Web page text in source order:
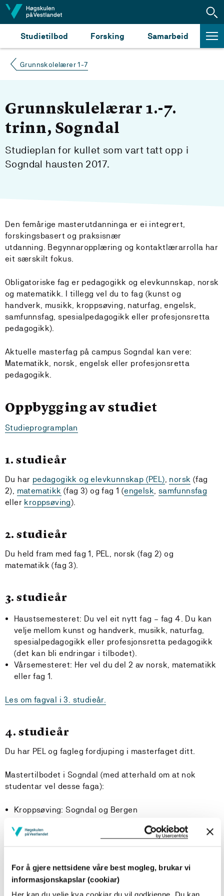
For å gjere nettsidene våre best mogleg, brukar vi
informasjonskapslar (cookiar)
Hopp til innhald
Studietilbod Forsking Samarbeid
Grunnskolelærer 1-7
Grunnskulelærar 1.-7.
trinn, Sogndal
Studieplan for kullet som vart tatt opp i
Sogndal hausten 2017.
Den femårige masterutdanninga er ei integrert,
forskingsbasert og praksisnær
utdanning. Begynnaropplæring og kontaktlærarrolla har
eit særskilt fokus.
Obligatoriske fag er pedagogikk og elevkunnskap, norsk
og matematikk. I tillegg vel du to fag (kunst og
handverk, musikk, kroppsøving, naturfag, engelsk,
samfunnsfag, spesialpedagogikk eller profesjonsretta
pedagogikk).
Aktuelle masterfag på campus Sogndal kan vere:
Matematikk, norsk, engelsk eller profesjonsretta
pedagogikk.
Oppbygging av studiet
Studieprogramplan
1. studieår
Du har pedagogikk og elevkunnskap (PEL), norsk (fag
2), matematikk (fag 3) og fag 1 (engelsk, samfunnsfag
eller kroppsøving).
2. studieår
Du held fram med fag 1, PEL, norsk (fag 2) og
matematikk (fag 3).
3. studieår
Haustsemesteret: Du vel eit nytt fag – fag 4. Du kan
velje mellom kunst og handverk, musikk, naturfag,
spesialpedagogikk eller profesjonsretta pedagogikk
(det kan bli endringar i tilbodet).
Vårsemesteret: Her vel du del 2 av norsk, matematikk
eller fag 1.
Les om fagval i 3. studieår.
4. studieår
Du har PEL og fagleg fordjuping i masterfaget ditt.
Mastertilbodet i Sogndal (med atterhald om at nok
studentar vel desse faga):
Kroppsøving: Sogndal og Bergen
Norsk: alle tre studiestader
alle studiestader